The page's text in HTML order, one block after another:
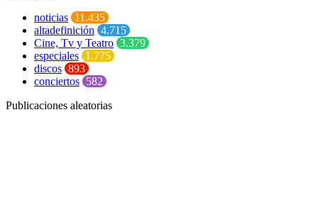
noticias 11.435
altadefinición 4.715
Cine, Tv y Teatro 3.379
especiales 1.775
discos 893
conciertos 582
Publicaciones aleatorias